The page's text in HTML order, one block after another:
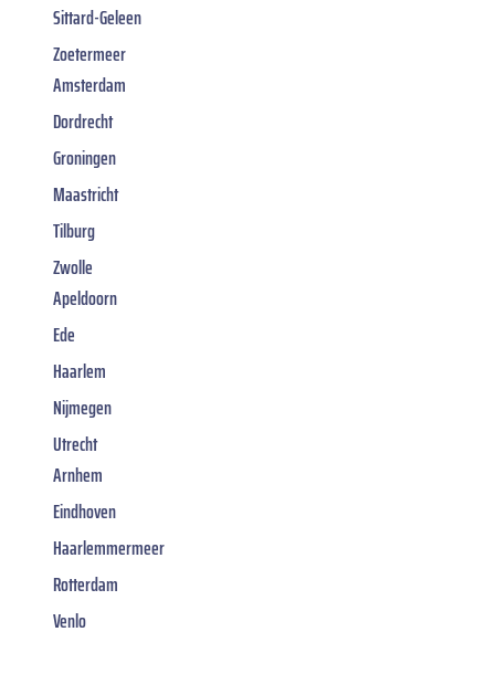
Sittard-Geleen
Zoetermeer
Amsterdam
Dordrecht
Groningen
Maastricht
Tilburg
Zwolle
Apeldoorn
Ede
Haarlem
Nijmegen
Utrecht
Arnhem
Eindhoven
Haarlemmermeer
Rotterdam
Venlo